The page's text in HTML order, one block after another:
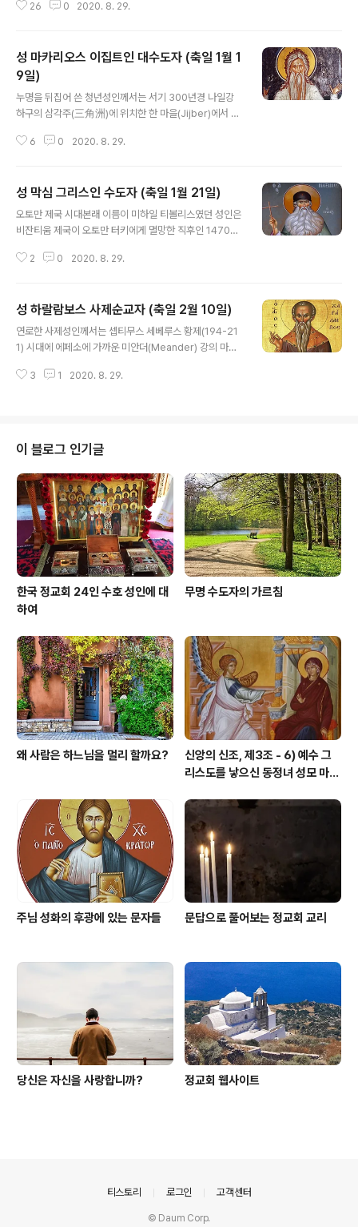
들은 성령을 통하여 하느님과 결합한 사람들이다." (성 막
위해 창조되었다'고 가르칩니다. 그러므로 그리스도인이라
면 당연히 성사에 참여함으로써 그리스도께서 베푸시는 구
속(救贖)의 은혜를 입어야 합니다. 또한 사탄의 계략에 빠
지지않기 위한 노력과 덕을 쌓고 선행을 베푸는 생활로서
성화를 이룰 수 있는 삶을 살아야 하겠습니다. 우리 수도원
에는 한국 교회를 위한 성인들의 성해(聖骸)가 주님의 은
26 0 2020. 8. 29.
성 마카리오스 이집트인 대수도자 (축일 1월 1
9일)
누명을 뒤집어 쓴 청년성인께서는 서기 300년경 나일강
하구의 삼각주(三角洲)에 위치한 한 마을(Jijber)에서 태
일을 하였다. 하느님의 부르심에 응답하여 홀로 살기 위해
을 사제로 만들려 하자 성인께서는 다른 마을로 도망쳤다.
그런데 그곳에 사는 한 임신한 소녀가 자신이 아이를 배게
된 것은 바로 마카리오스 성인이 자신을 범하였기 때문이
목에 남비를 두른 채 길로 질질 끌려 다니며 주먹과 욕설 세
6 0 2020. 8. 29.
성 막심 그리스인 수도자 (축일 1월 21일)
오토만 제국 시대본래 이름이 미하일 티볼리스였던 성인은
비잔티움 제국이 오토만 터키에게 멸망한 직후인 1470년
총대주교를 배출한 훌륭한 가문이었는데, 성인은 젊은 나
인은 아토스산의 바토페디(Vatopedi) 수도원으로 들어가
막시모스(Maximus)라는 이름을 가진 수도자가 되었다.
겸손하면서도 생각이 깊었던 성인은 10년 동안 학문연구
미하일 이바노비치가 요청해옴에 따라 시편과 여러 정교회
2 0 2020. 8. 29.
성 하랄람보스 사제순교자 (축일 2월 10일)
연로한 사제성인께서는 셉티무스 세베루스 황제(194-21
1) 시대에 에페소에 가까운 미안더(Meander) 강의 마그
그 도시의 그리스도인들을 돌보아 온 성인께서는 이교도들
끌려오게 된 성인께서는 통치자를 향해 이렇게 말씀하셨
다. ‘그리스도를 위해 받는 고통 외에는 아무것도 나를 기쁘
게 할 수 없다. 그러니 나의 이 늙은 몸뚱아리를 당신이 가
장 잔혹하다고 생각하는 고문에 처하도록 하라. 그러면 나
의 주 그리스도의 힘이 결코 정복되지 않는다는 것을 배우
게 될 것이다.’ 그리고 나서 성인께서는 사..
3 1 2020. 8. 29.
이 블로그 인기글
한국 정교회 24인 수호 성인에 대
하여
무명 수도자의 가르침
왜 사람은 하느님을 멀리 할까요?
신앙의 신조, 제3조 - 6) 예수 그
리스도를 낳으신 동정녀 성모 마리
주님 성화의 후광에 있는 문자들 문답으로 풀어보는 정교회 교리
당신은 자신을 사랑합니까? 정교회 웹사이트
티스토리 로그인 고객센터
© Daum Corp.